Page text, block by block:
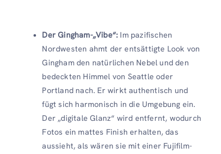
Der Gingham-„Vibe“: Im pazifischen
Nordwesten ahmt der entsättigte Look von
Gingham den natürlichen Nebel und den
bedeckten Himmel von Seattle oder
Portland nach. Er wirkt authentisch und
fügt sich harmonisch in die Umgebung ein.
Der „digitale Glanz“ wird entfernt, wodurch
Fotos ein mattes Finish erhalten, das
aussieht, als wären sie mit einer Fujifilm-